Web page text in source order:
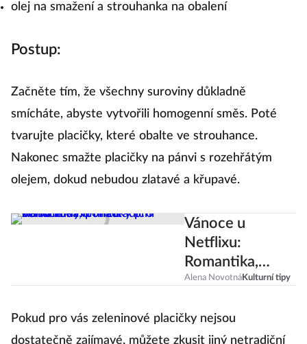
olej na smažení a strouhanka na obalení
Postup:
Začněte tím, že všechny suroviny důkladně
smícháte, abyste vytvořili homogenní směs. Poté
tvarujte placičky, které obalte ve strouhance.
Nakonec smažte placičky na pánvi s rozehřátým
olejem, dokud nebudou zlatavé a křupavé.
Vánoce u
Netflixu:
Romantika,
pohádky pro
netradiční zimní
filmy
Alena NovotnáKulturní tipy
Pokud pro vás zeleninové placičky nejsou
dostatečně zajímavé, můžete zkusit jiný netradiční